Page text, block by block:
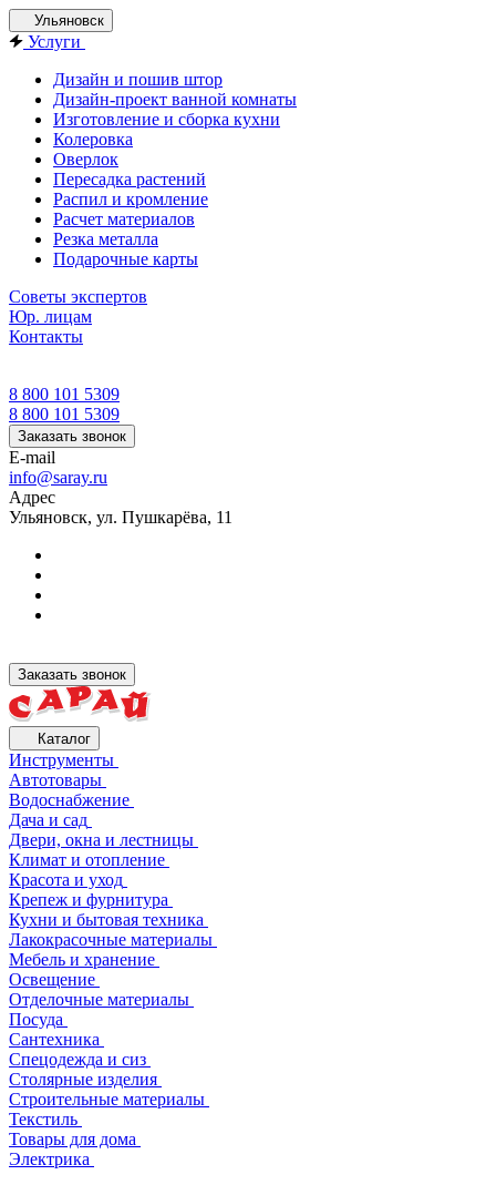
Ульяновск
Услуги
Дизайн и пошив штор
Дизайн-проект ванной комнаты
Изготовление и сборка кухни
Колеровка
Оверлок
Пересадка растений
Распил и кромление
Расчет материалов
Резка металла
Подарочные карты
Советы экспертов
Юр. лицам
Контакты
8 800 101 5309
8 800 101 5309
Заказать звонок
E-mail
info@saray.ru
Адрес
Ульяновск, ул. Пушкарёва, 11
Заказать звонок
Каталог
Инструменты
Автотовары
Водоснабжение
Дача и сад
Двери, окна и лестницы
Климат и отопление
Красота и уход
Крепеж и фурнитура
Кухни и бытовая техника
Лакокрасочные материалы
Мебель и хранение
Освещение
Отделочные материалы
Посуда
Сантехника
Спецодежда и сиз
Столярные изделия
Строительные материалы
Текстиль
Товары для дома
Электрика